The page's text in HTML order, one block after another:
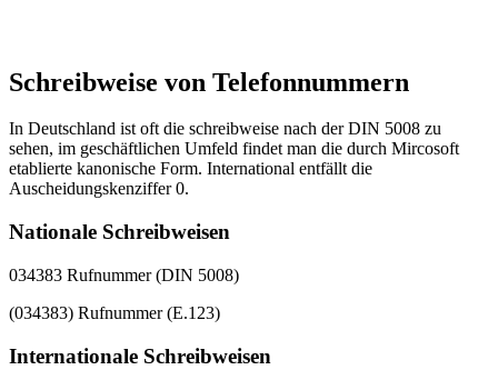
Schreibweise von Telefonnummern
In Deutschland ist oft die schreibweise nach der DIN 5008 zu
sehen, im geschäftlichen Umfeld findet man die durch Mircosoft
etablierte kanonische Form. International entfällt die
Auscheidungskenziffer 0.
Nationale Schreibweisen
034383 Rufnummer (DIN 5008)
(034383) Rufnummer (E.123)
Internationale Schreibweisen